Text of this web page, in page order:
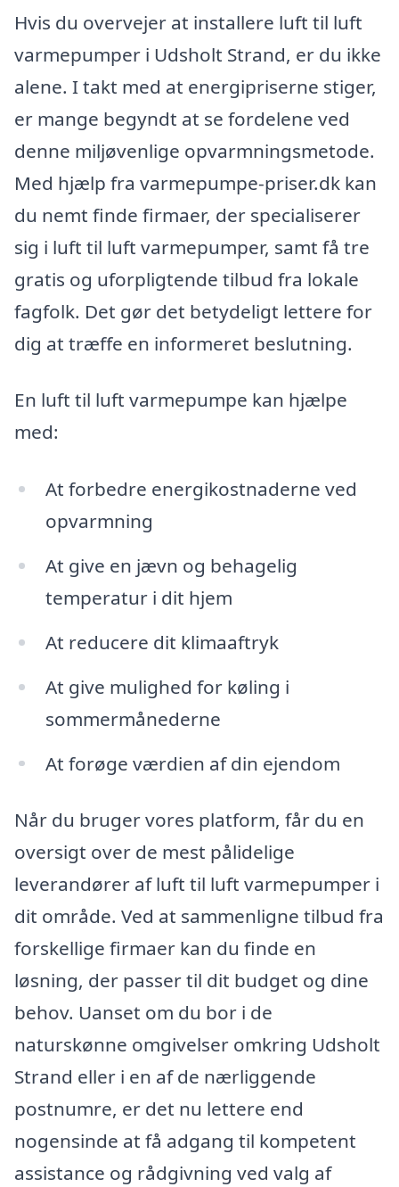
Hvis du overvejer at installere luft til luft
varmepumper i Udsholt Strand, er du ikke
alene. I takt med at energipriserne stiger,
er mange begyndt at se fordelene ved
denne miljøvenlige opvarmningsmetode.
Med hjælp fra varmepumpe-priser.dk kan
du nemt finde firmaer, der specialiserer
sig i luft til luft varmepumper, samt få tre
gratis og uforpligtende tilbud fra lokale
fagfolk. Det gør det betydeligt lettere for
dig at træffe en informeret beslutning.
En luft til luft varmepumpe kan hjælpe
med:
At forbedre energikostnaderne ved
opvarmning
At give en jævn og behagelig
temperatur i dit hjem
At reducere dit klimaaftryk
At give mulighed for køling i
sommermånederne
At forøge værdien af din ejendom
Når du bruger vores platform, får du en
oversigt over de mest pålidelige
leverandører af luft til luft varmepumper i
dit område. Ved at sammenligne tilbud fra
forskellige firmaer kan du finde en
løsning, der passer til dit budget og dine
behov. Uanset om du bor i de
naturskønne omgivelser omkring Udsholt
Strand eller i en af de nærliggende
postnumre, er det nu lettere end
nogensinde at få adgang til kompetent
assistance og rådgivning ved valg af